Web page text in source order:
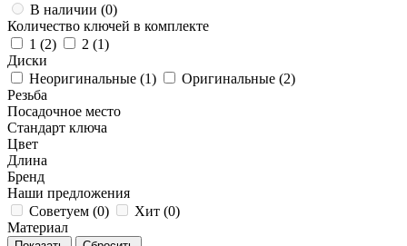
В наличии (0)
Количество ключей в комплекте
1 (2) 2 (1)
Диски
Неоригинальные (1) Оригинальные (2)
Резьба
Посадочное место
Стандарт ключа
Цвет
Длина
Бренд
Наши предложения
Советуем (0) Хит (0)
Материал